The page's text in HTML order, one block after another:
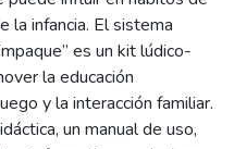
la infancia. El sistema
es un kit lúdico-
la educación
y la interacción familiar.
un manual de uso,